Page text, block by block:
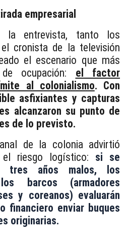
empresarial
la entrevista, tanto los
cronista de la televisión
el escenario que más
ocupación: el factor
al colonialismo. Con
asfixiantes y capturas
alcanzaron su punto de
de lo previsto.
de la colonia advirtió
el riesgo logístico: si se
tres años malos, los
barcos (armadores
y coreanos) evaluarán
financiero enviar buques
originarias.